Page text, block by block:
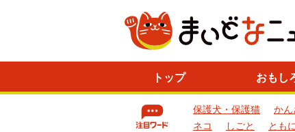
トップ おもし
保護犬・保護猫 かん
ネコ
しごと とも